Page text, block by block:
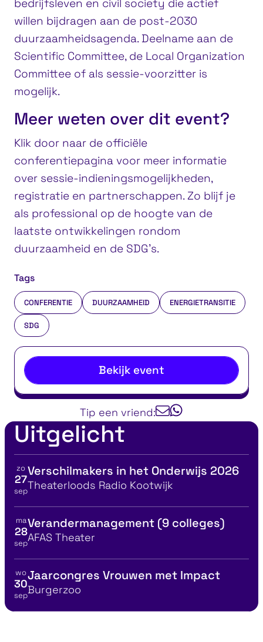
bedrijfsleven en civil society die actief
willen bijdragen aan de post-2030
duurzaamheidsagenda. Deelname aan de
Scientific Committee, de Local Organization
Committee of als sessie-voorzitter is
mogelijk.
Meer weten over dit event?
Klik door naar de officiële
conferentiepagina voor meer informatie
over sessie-indieningsmogelijkheden,
registratie en partnerschappen. Zo blijf je
als professional op de hoogte van de
laatste ontwikkelingen rondom
duurzaamheid en de SDG’s.
Tags
CONFERENTIE DUURZAAMHEID ENERGIETRANSITIE
SDG
Bekijk event
Tip een vriend:
Uitgelicht
Bekijk details voor
zo
27
sep
Verschilmakers in het Onderwijs 2026
Locatie
Theaterloods Radio Kootwijk
Bekijk details voor
ma
28
sep
Verandermanagement (9 colleges)
Locatie
AFAS Theater
Bekijk details voor
wo
30
sep
Jaarcongres Vrouwen met Impact
Locatie
Burgerzoo